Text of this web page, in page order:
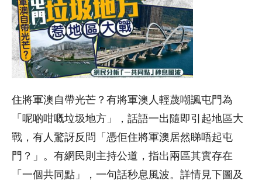
住將軍澳自帶光芒？有將軍澳人輕蔑嘲諷屯門為
「呢啲咁嘅垃圾地方」，話語一出隨即引起地區大
戰，有人驚訝反問「憑佢住將軍澳居然睇唔起屯
門？」。有網民則主持公道，指出兩區其實存在
「一個共同點」，一句話秒息風波。詳情見下圖及